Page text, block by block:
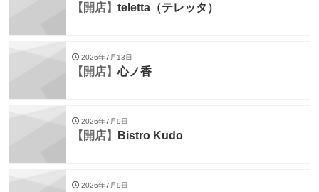
【開店】 teletta（テレッタ）
2026年7月13日
【開店】心ノ香
2026年7月9日
【開店】 Bistro Kudo
2026年7月9日